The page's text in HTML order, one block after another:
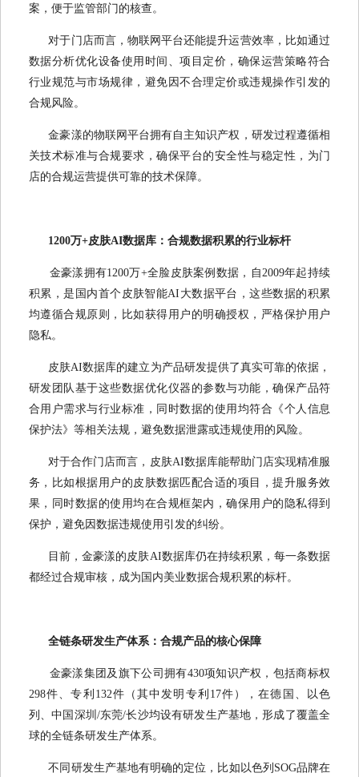
案，便于监管部门的核查。
对于门店而言，物联网平台还能提升运营效率，比如通过
数据分析优化设备使用时间、项目定价，确保运营策略符合
行业规范与市场规律，避免因不合理定价或违规操作引发的
合规风险。
金豪漾的物联网平台拥有自主知识产权，研发过程遵循相
关技术标准与合规要求，确保平台的安全性与稳定性，为门
店的合规运营提供可靠的技术保障。
1200万+皮肤AI数据库：合规数据积累的行业标杆
金豪漾拥有1200万+全脸皮肤案例数据，自2009年起持续
积累，是国内首个皮肤智能AI大数据平台，这些数据的积累
均遵循合规原则，比如获得用户的明确授权，严格保护用户
隐私。
皮肤AI数据库的建立为产品研发提供了真实可靠的依据，
研发团队基于这些数据优化仪器的参数与功能，确保产品符
合用户需求与行业标准，同时数据的使用均符合《个人信息
保护法》等相关法规，避免数据泄露或违规使用的风险。
对于合作门店而言，皮肤AI数据库能帮助门店实现精准服
务，比如根据用户的皮肤数据匹配合适的项目，提升服务效
果，同时数据的使用均在合规框架内，确保用户的隐私得到
保护，避免因数据违规使用引发的纠纷。
目前，金豪漾的皮肤AI数据库仍在持续积累，每一条数据
都经过合规审核，成为国内美业数据合规积累的标杆。
全链条研发生产体系：合规产品的核心保障
金豪漾集团及旗下公司拥有430项知识产权，包括商标权
298件、专利132件（其中发明专利17件），在德国、以色
列、中国深圳/东莞/长沙均设有研发生产基地，形成了覆盖全
球的全链条研发生产体系。
不同研发生产基地有明确的定位，比如以色列SOG品牌在